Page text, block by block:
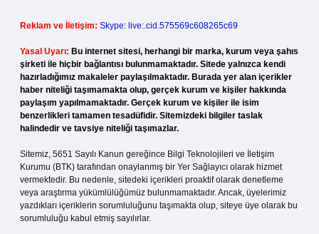
Reklam ve İletişim: Skype: live:.cid.575569c608265c69
Yasal Uyarı: Bu internet sitesi, herhangi bir marka, kurum veya şahıs
şirketi ile hiçbir bağlantısı bulunmamaktadır. Sitede yalnızca kendi
hazırladığımız makaleler paylaşılmaktadır. Burada yer alan içerikler
haber niteliği taşımamakta olup, gerçek kurum ve kişiler hakkında
paylaşım yapılmamaktadır. Gerçek kurum ve kişiler ile isim
benzerlikleri tamamen tesadüfidir. Sitemizdeki bilgiler taslak
halindedir ve tavsiye niteliği taşımazlar.
Sitemiz, 5651 Sayılı Kanun gereğince Bilgi Teknolojileri ve İletişim
Kurumu (BTK) tarafından onaylanmış bir Yer Sağlayıcı olarak hizmet
vermektedir. Bu nedenle, sitedeki içerikleri proaktif olarak denetleme
veya araştırma yükümlülüğümüz bulunmamaktadır. Ancak, üyelerimiz
yazdıkları içeriklerin sorumluluğunu taşımakta olup, siteye üye olarak bu
sorumluluğu kabul etmiş sayılırlar.